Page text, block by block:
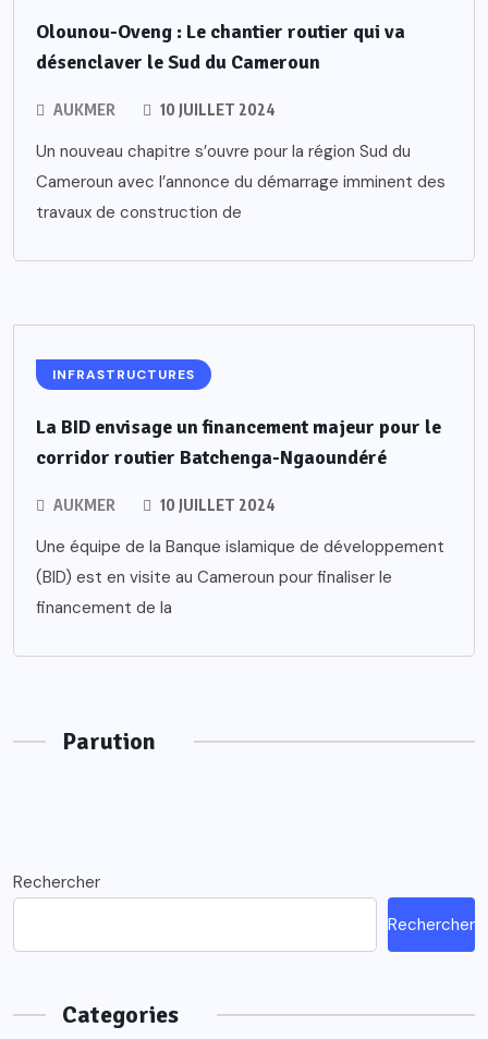
Olounou-Oveng : Le chantier routier qui va
désenclaver le Sud du Cameroun
AUKMER 10 JUILLET 2024
Un nouveau chapitre s’ouvre pour la région Sud du
Cameroun avec l’annonce du démarrage imminent des
travaux de construction de
INFRASTRUCTURES
La BID envisage un financement majeur pour le
corridor routier Batchenga-Ngaoundéré
AUKMER 10 JUILLET 2024
Une équipe de la Banque islamique de développement
(BID) est en visite au Cameroun pour finaliser le
financement de la
Parution
Rechercher
Rechercher
Categories